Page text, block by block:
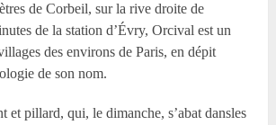
de Corbeil, sur la rive droite de
de la station d’Évry, Orcival est un
des environs de Paris, en dépit
de son nom.
et pillard, qui, le dimanche, s’abat dansles